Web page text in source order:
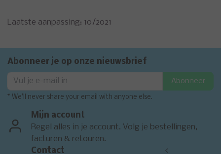
Laatste aanpassing: 10/2021
Abonneer je op onze nieuwsbrief
Abonneer
* We'll never share your email with anyone else.
Mijn account
Regel alles in je account. Volg je bestellingen,
facturen & retouren.
Contact
<